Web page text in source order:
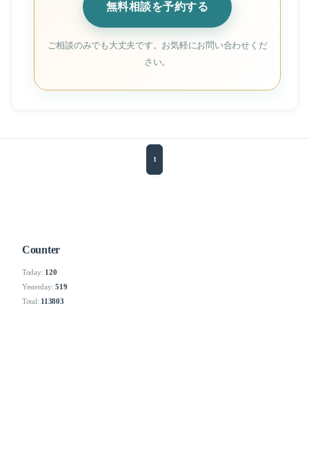
無料相談を予約する
ご相談のみでも大丈夫です。お気軽にお問い合わせくだ
さい。
1
Counter
Today: 120
Yesterday:519
Total: 113803